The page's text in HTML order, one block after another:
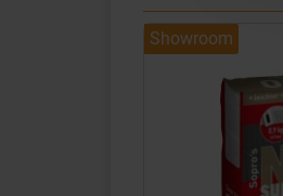
Showroom